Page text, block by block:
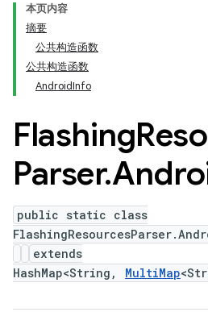
本页内容
摘要
公共构造函数
公共构造函数
AndroidInfo
Flashing
Parser.
public static class
extends
HashMap<String, MultiMap